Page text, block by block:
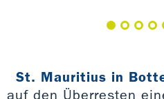
St. Mauritius in
auf den Überresten